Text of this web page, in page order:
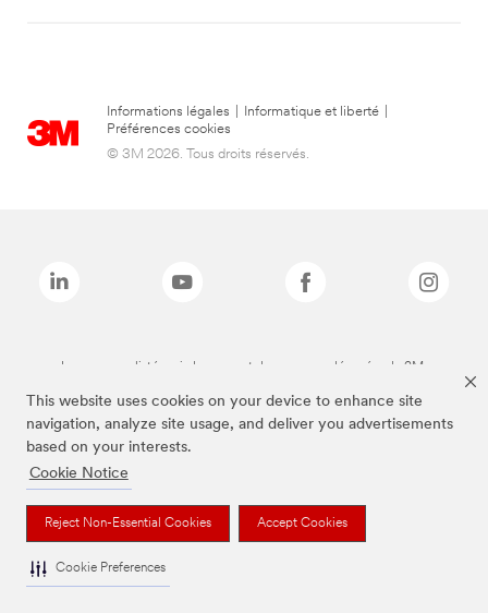
This website uses cookies on your device to enhance site
navigation, analyze site usage, and deliver you advertisements
based on your interests.
Cookie Notice
Reject Non-Essential Cookies Accept Cookies
Cookie Preferences
Informations légales Informatique et liberté
Préférences cookies
© 3M 2026. Tous droits réservés.
Les marques listées ci-dessus sont des marques déposées de 3M.